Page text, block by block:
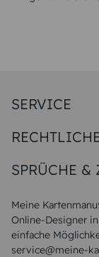
Meine
Online-Designer
einfache
service@meine-
SERVICE
Papiersorten
Unsere Produktion
Magazin
FAQ
Widerrufsbelehrung
SPRÜCHE &
Liebeskummer
Sommer Sprüche
Muttertagssprüche
Sprüche zur Hochzeit